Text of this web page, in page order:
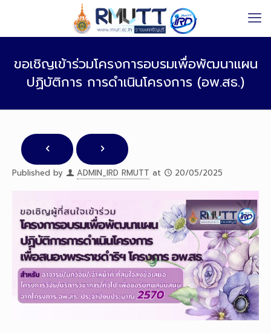
ขอเชิญเข้าร่วมโครงการอบรมเพื่อพัฒนาแผน
ปฏิบัติการ การดำเนินโครงการ (อพ.สธ.)
Published by ADMIN_IRD RMUTT at 20/05/2025